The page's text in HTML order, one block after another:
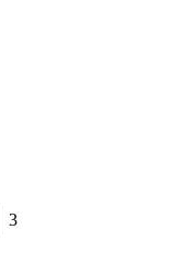
3